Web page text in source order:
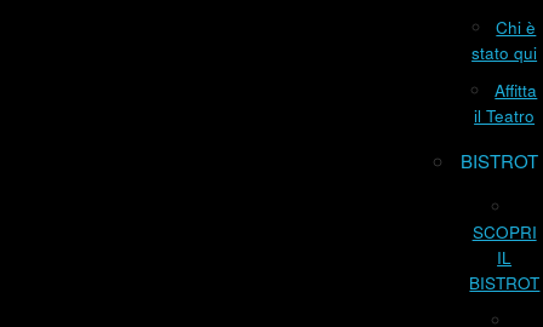
Chi è
stato qui
Affitta
il Teatro
BISTROT
SCOPRI
IL
BISTROT